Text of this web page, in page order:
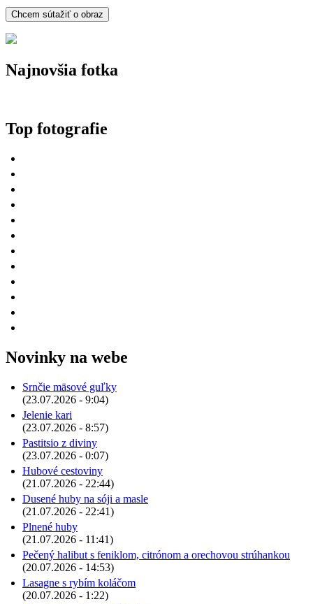
Najnovšia fotka
Top fotografie
Novinky na webe
Srnčie mäsové guľky
(23.07.2026 - 9:04)
Jelenie kari
(23.07.2026 - 8:57)
Pastitsio z diviny
(23.07.2026 - 0:07)
Hubové cestoviny
(21.07.2026 - 22:44)
Dusené huby na sóji a masle
(21.07.2026 - 22:41)
Plnené huby
(21.07.2026 - 11:41)
Pečený halibut s feniklom, citrónom a orechovou strúhankou
(20.07.2026 - 14:53)
Lasagne s rybím koláčom
(20.07.2026 - 1:22)